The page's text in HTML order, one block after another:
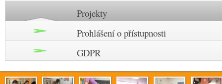
Projekty
Prohlášení o přístupnosti
GDPR